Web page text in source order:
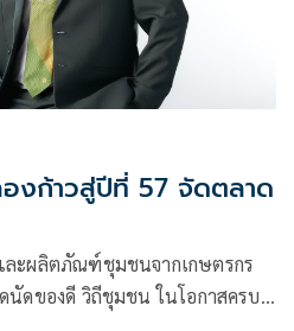
งก้าวสู่ปีที่ 57 จัดตลาด
ละผลิตภัณฑ์ชุมชนจากเกษตรกร
นัดของดี วิถีชุมชน ในโอกาสครบ